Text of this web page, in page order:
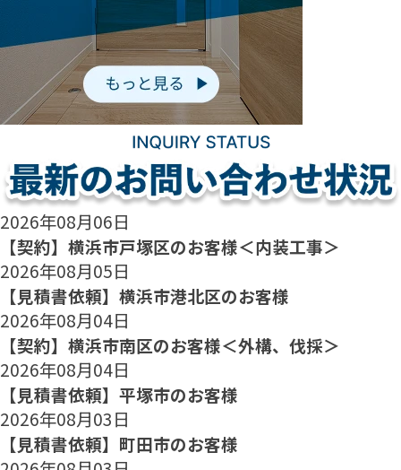
2026年08月06日
【契約】横浜市戸塚区のお客様＜内装工事＞
2026年08月05日
【見積書依頼】横浜市港北区のお客様
2026年08月04日
【契約】横浜市南区のお客様＜外構、伐採＞
2026年08月04日
【見積書依頼】平塚市のお客様
2026年08月03日
【見積書依頼】町田市のお客様